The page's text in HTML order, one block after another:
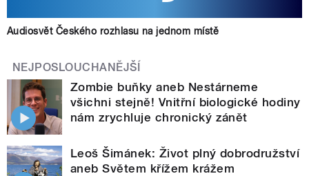
Audiosvět Českého rozhlasu na jednom místě
NEJPOSLOUCHANĚJŠÍ
Zombie buňky aneb Nestárneme
všichni stejně! Vnitřní biologické hodiny
nám zrychluje chronický zánět
Leoš Šimánek: Život plný dobrodružství
aneb Světem křížem krážem